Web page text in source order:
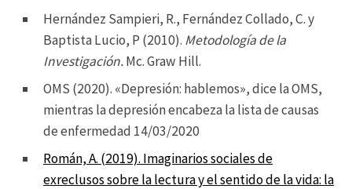
Hernández Sampieri, R., Fernández Collado, C. y
Baptista Lucio, P (2010). Metodología de la
Investigación.Mc. Graw Hill.
OMS (2020). «Depresión: hablemos», dice la OMS,
mientras la depresión encabeza la lista de causas
de enfermedad 14/03/2020
Román, A. (2019). Imaginarios sociales de
exreclusos sobre la lectura y el sentido de la vida: la